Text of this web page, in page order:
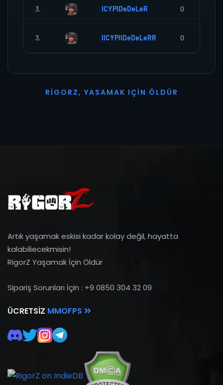
3. ICYPIDeDeLeR 0
3. IICYPIIDeDeLeRR 0
R I G O R Z, YASAMAK I ÇI N Ö L D Ü R
Artık yaşamak eskisi kadar kolay değil, hayatta
kalabiliecekmisin!
RigorZ Yaşamak İçin Öldür
Sipariş Sorunları İçin : +9 0850 304 32 09
ÜCRETSIZ MMOFPS